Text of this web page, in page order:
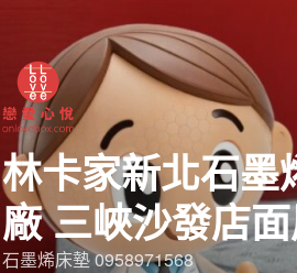
林卡家新北石墨
廠 三峽沙發店
石墨烯床墊 0958971568